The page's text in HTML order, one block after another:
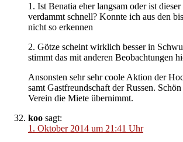
1. Ist Benatia eher langsam oder ist
verdammt schnell? Konnte ich aus den
nicht so erkennen
2. Götze scheint wirklich besser in
stimmt das mit anderen Beobachtungen
Ansonsten sehr sehr coole Aktion der
samt Gastfreundschaft der Russen.
Verein die Miete übernimmt.
koo sagt:
1. Oktober 2014 um 21:41 Uhr